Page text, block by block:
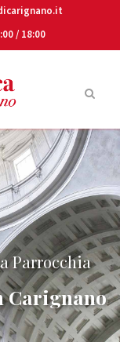
/ 18:00
Parrocchia
Carignano